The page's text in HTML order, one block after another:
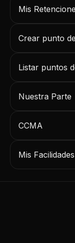
Mis
Crear punto
Listar puntos
Nuestra Parte
CCMA
Mis Facilidades